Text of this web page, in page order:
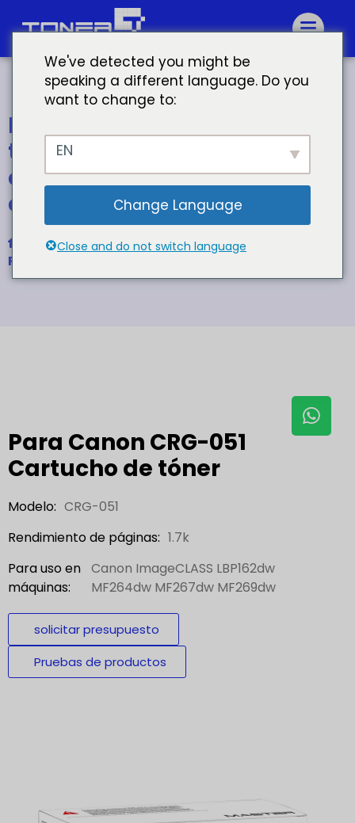
Fabricante cartucho de
tóner canon 051 cartucho
canon tóner canon
compatible
Inicio
Para Canon CRG-051 Cartucho de tóner
Para Canon CRG-051
Cartucho de tóner
Modelo: CRG-051
Rendimiento de páginas: 1.7k
Para uso en
máquinas:
Canon ImageCLASS LBP162dw
MF264dw MF267dw MF269dw
solicitar presupuesto
Pruebas de productos
We've detected you might be
speaking a different language. Do you
want to change to:
EN
Change Language
Close and do not switch language